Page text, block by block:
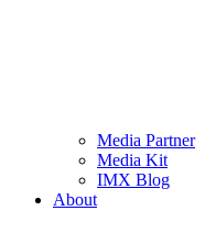
Media Partner
Media Kit
IMX Blog
About